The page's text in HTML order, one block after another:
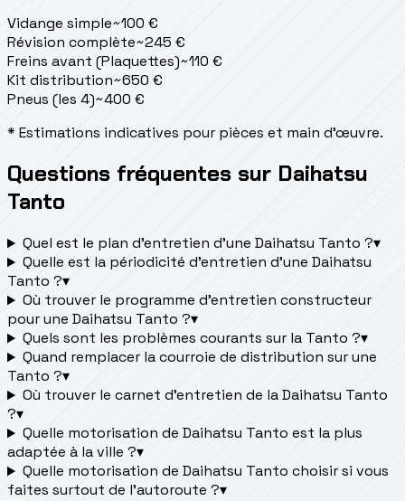
Vidange simple~100 €
Révision complète~245 €
Freins avant (Plaquettes)~110 €
Kit distribution~650 €
Pneus (les 4)~400 €
* Estimations indicatives pour pièces et main d'œuvre.
Questions fréquentes sur Daihatsu
Tanto
Quel est le plan d’entretien d’une Daihatsu Tanto ?▾
Quelle est la périodicité d’entretien d’une Daihatsu
Tanto ?▾
Où trouver le programme d’entretien constructeur
pour une Daihatsu Tanto ?▾
Quels sont les problèmes courants sur la Tanto ?▾
Quand remplacer la courroie de distribution sur une
Tanto ?▾
Où trouver le carnet d'entretien de la Daihatsu Tanto
?▾
Quelle motorisation de Daihatsu Tanto est la plus
adaptée à la ville ?▾
Quelle motorisation de Daihatsu Tanto choisir si vous
faites surtout de l'autoroute ?▾